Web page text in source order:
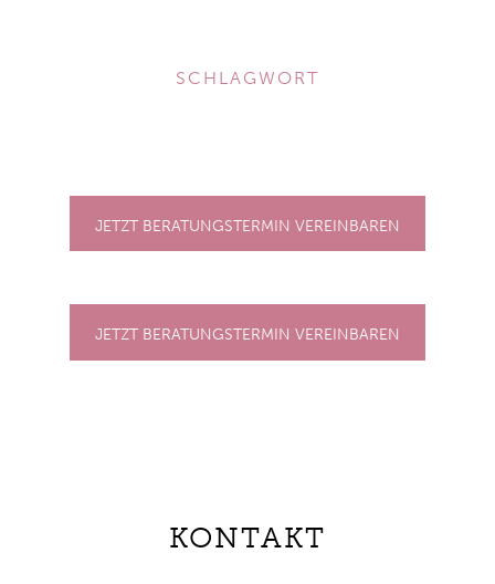
SCHLAGWORT
JETZT BERATUNGSTERMIN VEREINBAREN
JETZT BERATUNGSTERMIN VEREINBAREN
KONTAKT